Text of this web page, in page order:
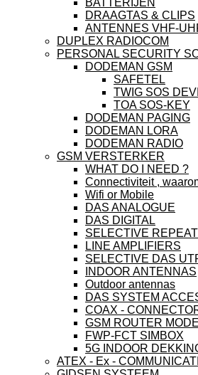
BATTERIJEN
DRAAGTAS & CLIPS
ANTENNES VHF-
DUPLEX RADIOCOM
PERSONAL SECURITY
DODEMAN GSM
SAFETEL
TWIG SOS
TOA SOS-KEY
DODEMAN PAGING
DODEMAN LORA
DODEMAN RADIO
GSM VERSTERKER
WHAT DO I NEED ?
Connectiviteit ,
Wifi or Mobile
DAS ANALOGUE
DAS DIGITAL
SELECTIVE
LINE AMPLIFIERS
SELECTIVE DAS
INDOOR ANTENNAS
Outdoor antennas
DAS SYSTEM
COAX -
GSM ROUTER
FWP-FCT SIMBOX
5G INDOOR
ATEX - Ex -